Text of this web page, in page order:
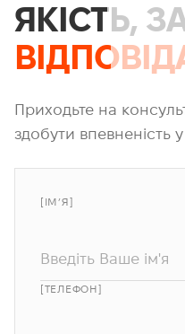
ЯКІСТЬ,
Приходьте на
здобути впевненість у
[ІМ’Я]
[ТЕЛЕФОН]
Alternative: